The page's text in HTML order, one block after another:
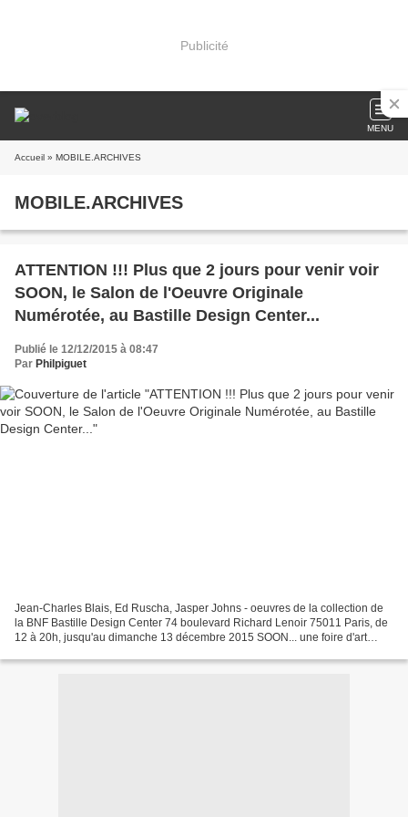
Publicité
MENU
Accueil » MOBILE.ARCHIVES
MOBILE.ARCHIVES
ATTENTION !!! Plus que 2 jours pour venir voir
SOON, le Salon de l'Oeuvre Originale
Numérotée, au Bastille Design Center...
Publié le 12/12/2015 à 08:47
Par Philpiguet
Jean-Charles Blais, Ed Ruscha, Jasper Johns - oeuvres de la collection de
la BNF Bastille Design Center 74 boulevard Richard Lenoir 75011 Paris, de
12 à 20h, jusqu'au dimanche 13 décembre 2015 SOON... une foire d'art